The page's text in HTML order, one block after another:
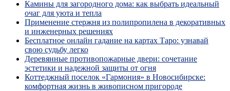
Камины для загородного дома: как выбрать идеальный
очаг для уюта и тепла
Применение стержня из полипропилена в декоративных
и инженерных решениях
Бесплатное онлайн гадание на картах Таро: узнавай
свою судьбу легко
Деревянные противопожарные двери: сочетание
эстетики и надежной защиты от огня
Коттеджный поселок «Гармония» в Новосибирске:
комфортная жизнь в живописном пригороде